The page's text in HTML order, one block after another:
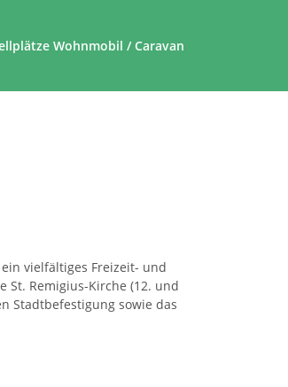
Wohnmobil / Caravan
vielfältiges Freizeit- und
St. Remigius-Kirche (12. und
Stadtbefestigung sowie das